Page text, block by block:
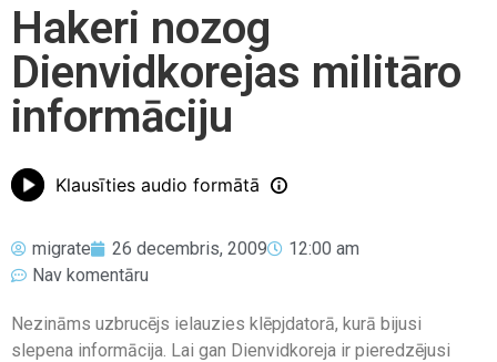
Hakeri nozog
Dienvidkorejas militāro
informāciju
Klausīties audio formātā
migrate 26 decembris, 2009
12:00 am
Nav komentāru
Nezināms uzbrucējs ielauzies klēpjdatorā, kurā bijusi
slepena informācija. Lai gan Dienvidkoreja ir pieredzējusi